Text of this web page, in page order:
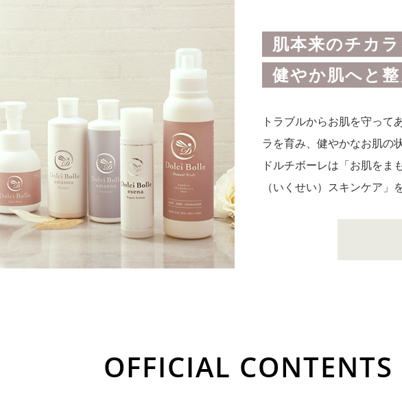
肌本来のチカ
健やか肌へと
トラブルからお肌を守って
ラを育み、健やかなお肌の
ドルチボーレは「お肌をま
（いくせい）スキンケア」
OFFICIAL CONTENTS